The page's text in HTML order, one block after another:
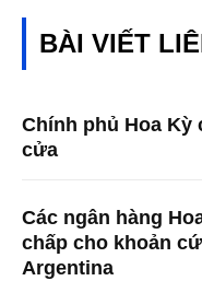
BÀI VIẾT
Chính phủ Hoa Kỳ
cửa
Các ngân hàng
chấp cho khoản
Argentina